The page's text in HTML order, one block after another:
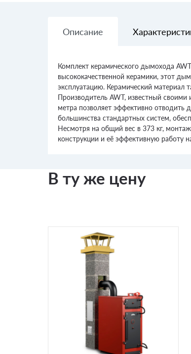
Описание
Комплект керамического дымохода
высококачественной керамики, этот
эксплуатацию. Керамический материал
Производитель AWT, известный
метра позволяет эффективно
большинства стандартных систем,
Несмотря на общий вес в 373 кг, монтаж
конструкции и её эффективную работу
В ту же цену